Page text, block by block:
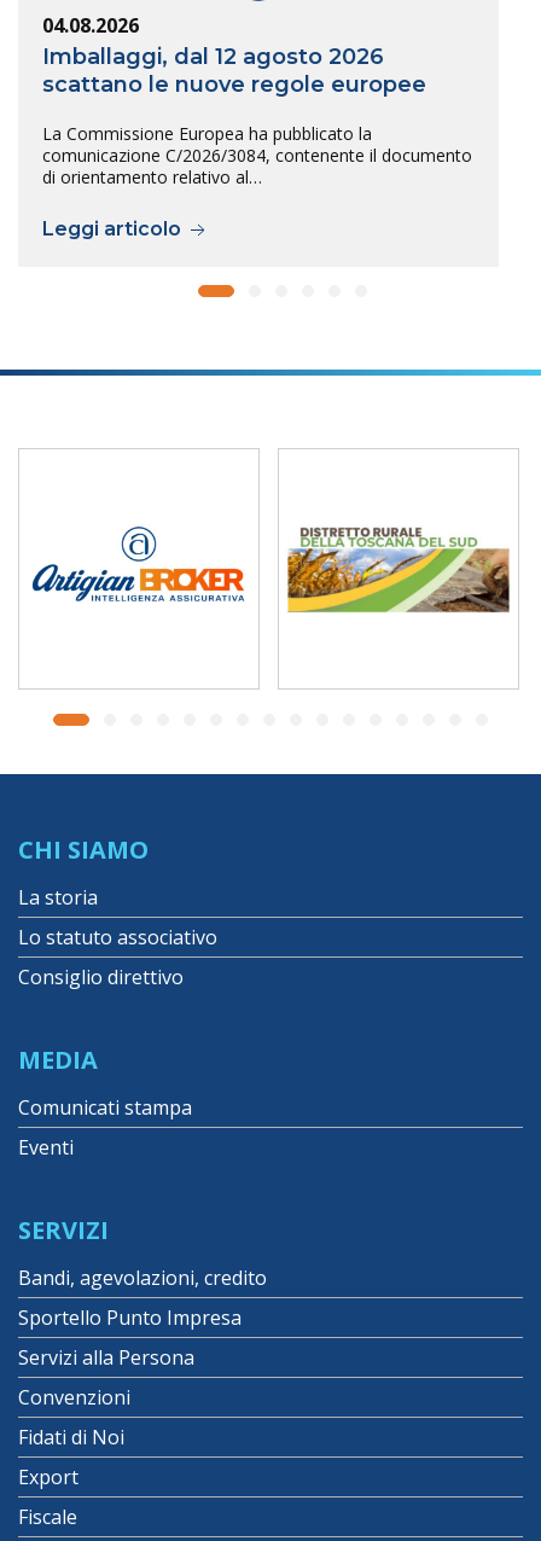
04.08.2026
Imballaggi, dal 12 agosto 2026
scattano le nuove regole europee
La Commissione Europea ha pubblicato la
comunicazione C/2026/3084, contenente il documento
di orientamento relativo al…
Leggi articolo
CHI SIAMO
La storia
Lo statuto associativo
Consiglio direttivo
MEDIA
Comunicati stampa
Eventi
SERVIZI
Bandi, agevolazioni, credito
Sportello Punto Impresa
Servizi alla Persona
Convenzioni
Fidati di Noi
Export
Fiscale